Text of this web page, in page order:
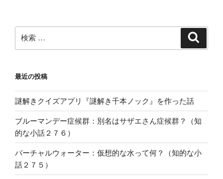
索:
最近の投稿
謎解きクイズアプリ『謎解き千本ノック』を作った話
ブルーマンデー症候群：別名はサザエさん症候群？（知
的な小話２７６）
バーチャルウォーター：仮想的な水って何？（知的な小
話２７５）